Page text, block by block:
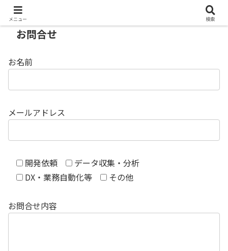
お問合せ
お名前
メールアドレス
開発依頼
データ収集・分析
DX・業務自動化等
その他
お問合せ内容
メニュー 検索